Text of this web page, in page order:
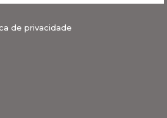
de privacidade